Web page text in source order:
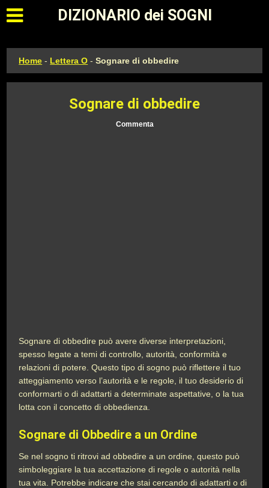
Apri il menu principale
DIZIONARIO dei SOGNI
Home - Lettera O -Sognare di obbedire
Sognare di obbedire
Commenta
Sognare di obbedire può avere diverse interpretazioni,
spesso legate a temi di controllo, autorità, conformità e
relazioni di potere. Questo tipo di sogno può riflettere il tuo
atteggiamento verso l’autorità e le regole, il tuo desiderio di
conformarti o di adattarti a determinate aspettative, o la tua
lotta con il concetto di obbedienza.
Sognare di Obbedire a un Ordine
Se nel sogno ti ritrovi ad obbedire a un ordine, questo può
simboleggiare la tua accettazione di regole o autorità nella
tua vita. Potrebbe indicare che stai cercando di adattarti o di